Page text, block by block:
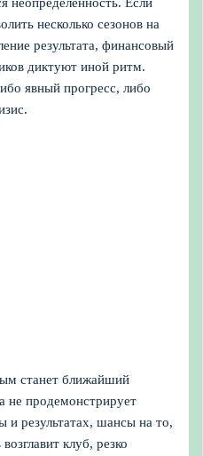
неопределенность. Если
несколько сезонов на
результата, финансовый
диктуют иной ритм.
явный прогресс, либо
станет ближайший
не продемонстрирует
и результатах, шансы на то,
клуб, резко